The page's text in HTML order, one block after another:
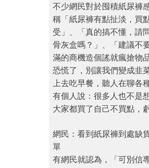
不少網民對於囤積紙尿褲
稱「紙尿褲有點扯淡，買
受」、「真的搞不懂，請
骨灰盒嗎？」、「建議不
滿的商機造個謠就瘋搶物
恐慌了，別讓我們變成韭
上去吃早餐，聽人在聊各
有個人說：很多人也不是
大家都買了自己不買點，
網民：看到紙尿褲到處缺
單
有網民就認為，「可別信